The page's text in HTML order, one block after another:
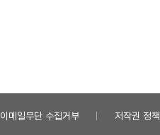
이메일무단 수집거부 저작권 정책